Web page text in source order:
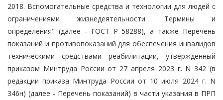
2018. Вспомогательные средства и технологии для людей с
ограничениями жизнедеятельности. Термины и
определения" (далее - ГОСТ Р 58288), а также Перечень
показаний и противопоказаний для обеспечения инвалидов
техническими средствами реабилитации, утвержденный
приказом Минтруда России от 27 апреля 2023 г. N 342 (в
редакции приказа Минтруда России от 10 июля 2024 г. N
346н) (далее - Перечень показаний) в части указания в ПРП